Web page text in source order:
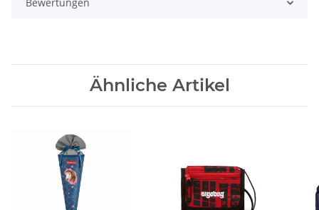
Ähnliche Artikel